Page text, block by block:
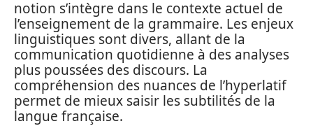
notion s’intègre dans le contexte actuel de
l’enseignement de la grammaire. Les enjeux
linguistiques sont divers, allant de la
communication quotidienne à des analyses
plus poussées des discours. La
compréhension des nuances de l’hyperlatif
permet de mieux saisir les subtilités de la
langue française.